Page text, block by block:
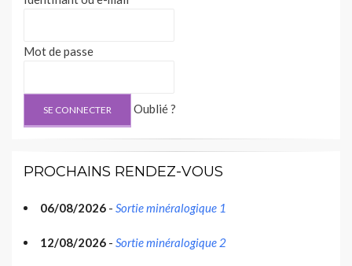
Mot de passe
Oublié ?
PROCHAINS RENDEZ-VOUS
06/08/2026 - Sortie minéralogique 1
12/08/2026 - Sortie minéralogique 2